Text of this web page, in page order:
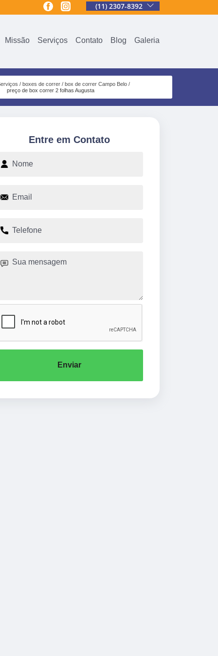
(11) 2307-8392
Missão Serviços Contato Blog Galeria
boxes de correr
box de correr Campo Belo
preço de box correr 2 folhas Augusta
Entre em Contato
Enviar